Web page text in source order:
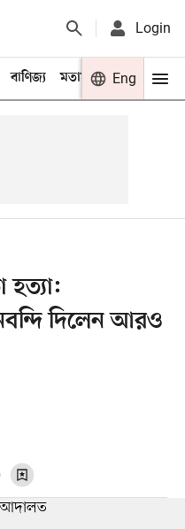
Login
বাণিজ্য মতামত খেলা
Eng
হত্যা:
দিলেন আরও